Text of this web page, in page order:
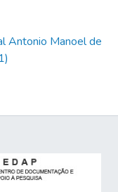
Antonio Manoel de